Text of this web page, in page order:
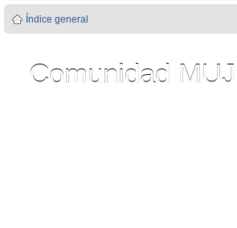
Índice general
Comunidad